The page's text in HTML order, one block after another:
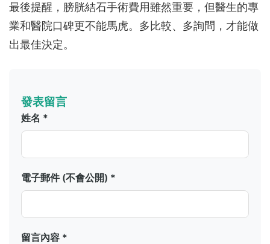
最後提醒，膀胱結石手術費用雖然重要，但醫生的專
業和醫院口碑更不能馬虎。多比較、多詢問，才能做
出最佳決定。
發表留言
姓名 *
電子郵件 (不會公開) *
留言內容 *